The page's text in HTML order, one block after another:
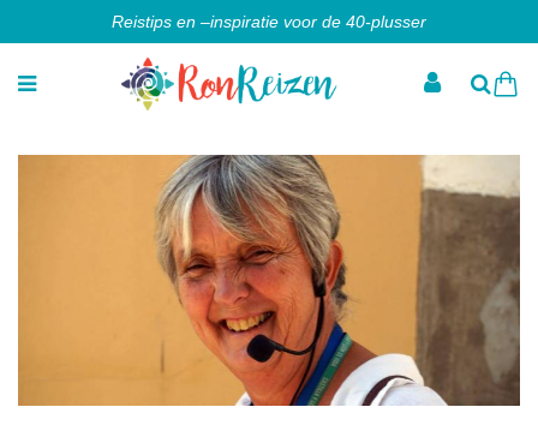
Reistips en –inspiratie voor de 40-plusser